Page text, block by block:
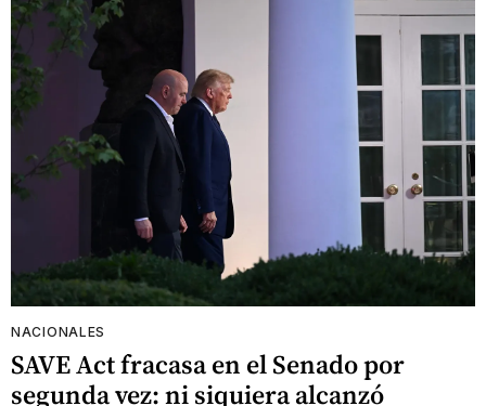
NACIONALES
SAVE Act fracasa en el Senado por
segunda vez: ni siquiera alcanzó